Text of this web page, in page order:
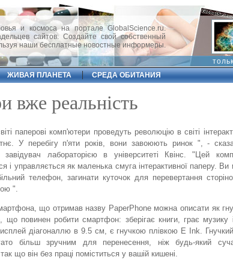
и космоса на портале GlobalScience.ru.
сайтов. Создайте свой собственный
наши бесплатные новостные информеры.
ЖИВАЯ ПЛАНЕТА СРЕДА ОБИТАНИЯ
вже реальність
паперові комп'ютери проведуть революцію в світі
У перебігу п'яти років, вони завоюють ринок ", -
завідувач лабораторією в університеті Квінс. "Цей
і управляється як маленька смуга інтерактивної паперу.
телефон, загинати куточок для перевертання
".
що отримав назву PaperPhone можна описати як
що повинен робити смартфон: зберігає книги, грає музику
діагоналлю в 9.5 см, є гнучкою плівкою E Ink.
більш зручним для перенесення, ніж будь-який
що він без праці поміститься у вашій кишені.